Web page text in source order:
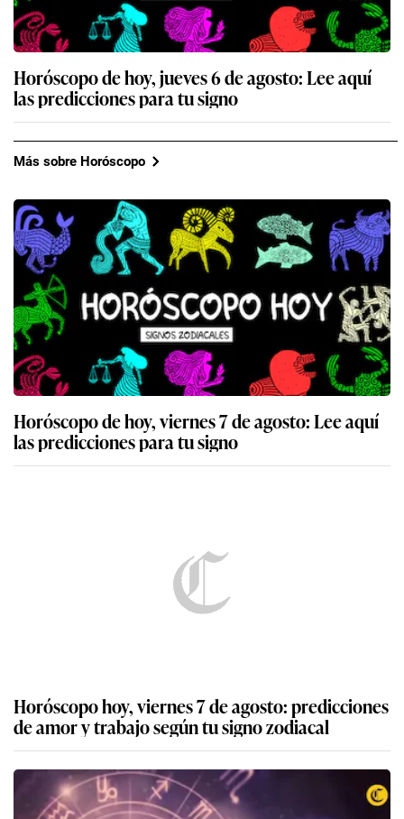
Horóscopo de hoy, jueves 6 de agosto: Lee aquí
las predicciones para tu signo
Más sobre Horóscopo
Horóscopo de hoy, viernes 7 de agosto: Lee aquí
las predicciones para tu signo
Horóscopo hoy, viernes 7 de agosto: predicciones
de amor y trabajo según tu signo zodiacal